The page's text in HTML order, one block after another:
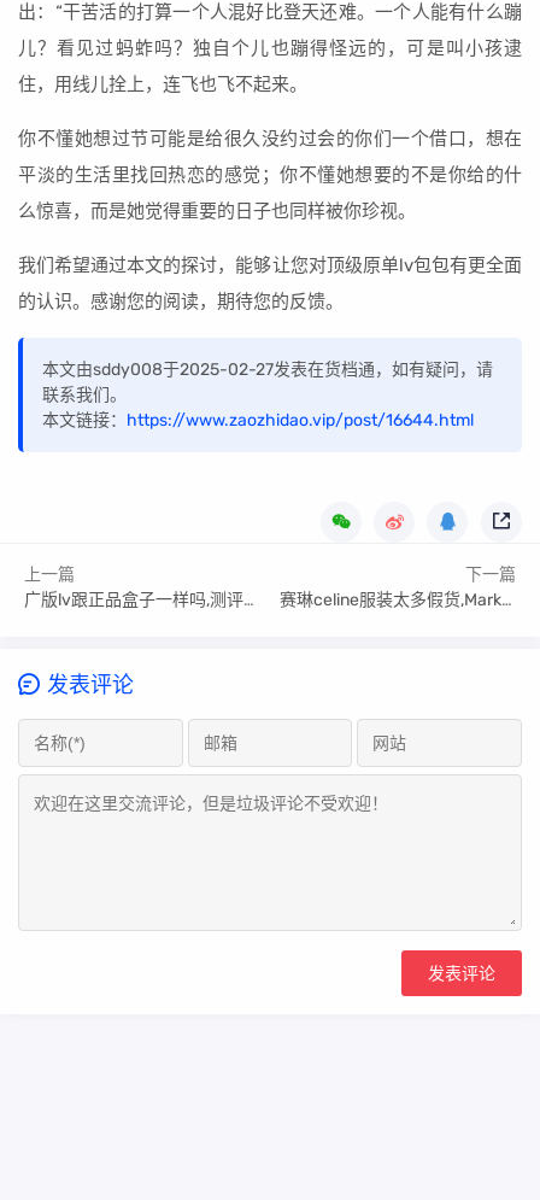
出：“干苦活的打算一个人混好比登天还难。一个人能有什么蹦
儿？看见过蚂蚱吗？独自个儿也蹦得怪远的，可是叫小孩逮
住，用线儿拴上，连飞也飞不起来。
你不懂她想过节可能是给很久没约过会的你们一个借口，想在
平淡的生活里找回热恋的感觉；你不懂她想要的不是你给的什
么惊喜，而是她觉得重要的日子也同样被你珍视。
我们希望通过本文的探讨，能够让您对顶级原单lv包包有更全面
的认识。感谢您的阅读，期待您的反馈。
本文由sddy008于2025-02-27发表在货档通，如有疑问，请
联系我们。
本文链接： https://www.zaozhidao.vip/post/16644.html
上一篇
广版lv跟正品盒子一样吗,测评正版lv包装盒子
下一篇
赛琳celine服装太多假货,Mark这些小知识
发表评论